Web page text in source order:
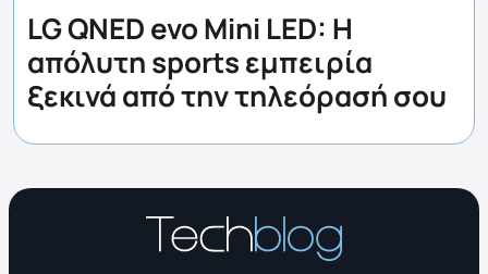
LG QNED evo Mini LED: Η
απόλυτη sports εμπειρία
ξεκινά από την τηλεόρασή σου